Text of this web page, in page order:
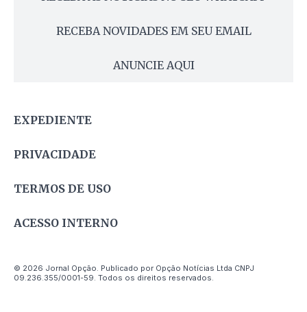
RECEBA NOVIDADES EM SEU EMAIL
ANUNCIE AQUI
EXPEDIENTE
PRIVACIDADE
TERMOS DE USO
ACESSO INTERNO
© 2026 Jornal Opção. Publicado por Opção Notícias Ltda CNPJ
09.236.355/0001-59. Todos os direitos reservados.